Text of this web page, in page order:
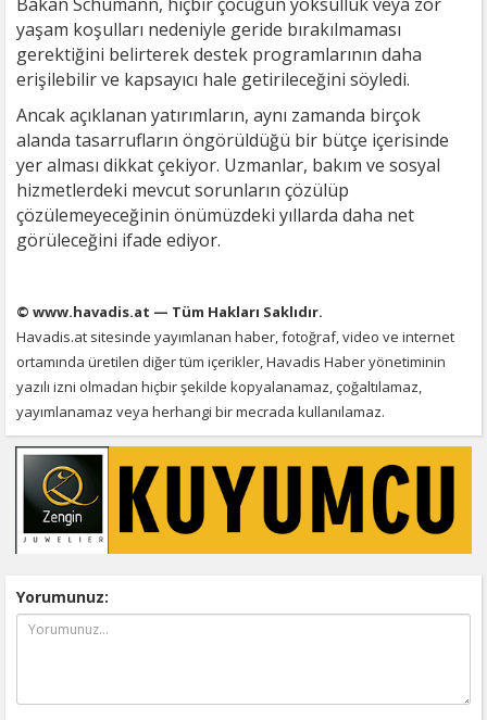
yaşam koşulları nedeniyle geride bırakılmaması
gerektiğini belirterek destek programlarının daha
erişilebilir ve kapsayıcı hale getirileceğini söyledi.
Ancak açıklanan yatırımların, aynı zamanda birçok
alanda tasarrufların öngörüldüğü bir bütçe içerisinde
yer alması dikkat çekiyor. Uzmanlar, bakım ve sosyal
hizmetlerdeki mevcut sorunların çözülüp
çözülemeyeceğinin önümüzdeki yıllarda daha net
görüleceğini ifade ediyor.
© www.havadis.at — Tüm Hakları Saklıdır.
Havadis.at sitesinde yayımlanan haber, fotoğraf, video ve internet
ortamında üretilen diğer tüm içerikler, Havadis Haber yönetiminin
yazılı izni olmadan hiçbir şekilde kopyalanamaz, çoğaltılamaz,
yayımlanamaz veya herhangi bir mecrada kullanılamaz.
Yorumunuz: